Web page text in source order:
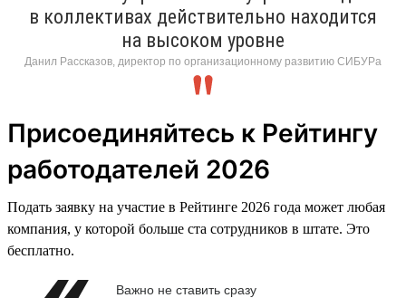
в коллективах действительно находится
на высоком уровне
Данил Рассказов, директор по организационному развитию СИБУРа
Присоединяйтесь к Рейтингу
работодателей 2026
Подать заявку на участие в Рейтинге 2026 года может любая
компания, у которой больше ста сотрудников в штате. Это
бесплатно.
Важно не ставить сразу